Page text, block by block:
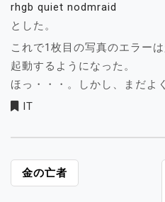
rhgb quiet nodmraid
とした。
これで1枚目の写真のエラー
起動するようになった。
ほっ・・・。しかし、まだよ
IT
投
稿
金の亡者